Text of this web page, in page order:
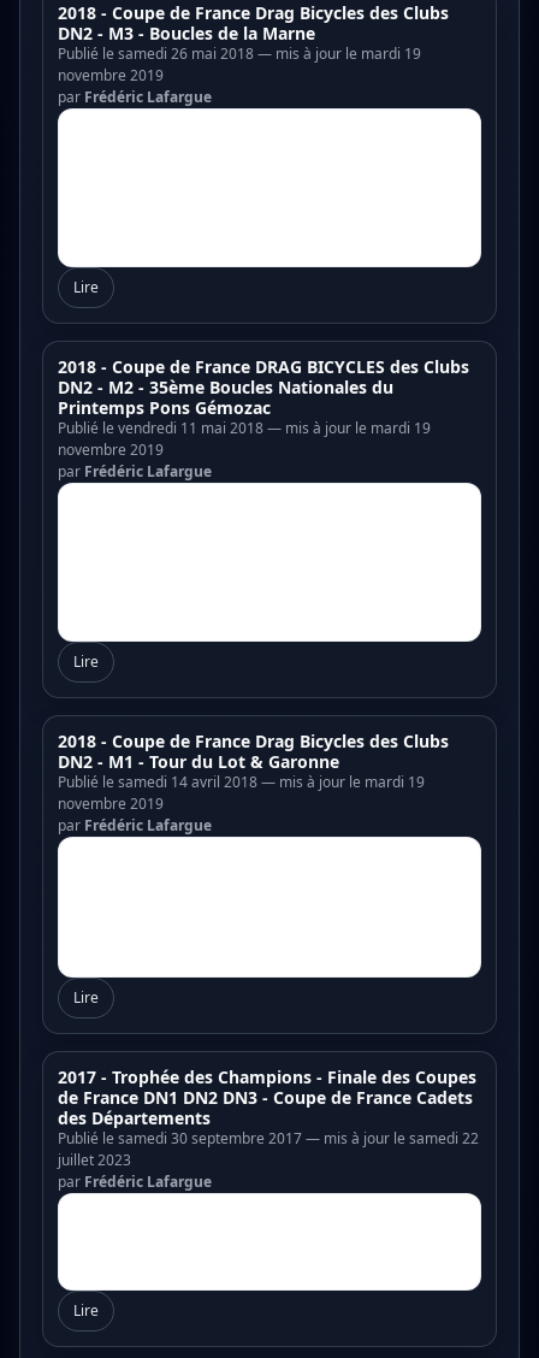
2018 - Coupe de France Drag Bicycles des Clubs
DN2 - M3 - Boucles de la Marne
Publié le samedi 26 mai 2018 — mis à jour le mardi 19
novembre 2019
par Frédéric Lafargue
Lire
2018 - Coupe de France DRAG BICYCLES des Clubs
DN2 - M2 - 35ème Boucles Nationales du
Printemps Pons Gémozac
Publié le vendredi 11 mai 2018 — mis à jour le mardi 19
novembre 2019
par Frédéric Lafargue
Lire
2018 - Coupe de France Drag Bicycles des Clubs
DN2 - M1 - Tour du Lot & Garonne
Publié le samedi 14 avril 2018 — mis à jour le mardi 19
novembre 2019
par Frédéric Lafargue
Lire
2017 - Trophée des Champions - Finale des Coupes
de France DN1 DN2 DN3 - Coupe de France Cadets
des Départements
Publié le samedi 30 septembre 2017 — mis à jour le samedi 22
juillet 2023
par Frédéric Lafargue
Lire